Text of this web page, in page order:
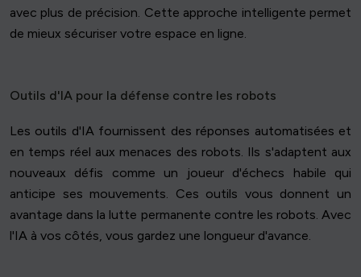
avec plus de précision. Cette approche intelligente permet
de mieux sécuriser votre espace en ligne.
Outils d'IA pour la défense contre les robots
Les outils d'IA fournissent des réponses automatisées et
en temps réel aux menaces des robots. Ils s'adaptent aux
nouveaux défis comme un joueur d'échecs habile qui
anticipe ses mouvements. Ces outils vous donnent un
avantage dans la lutte permanente contre les robots. Avec
l'IA à vos côtés, vous gardez une longueur d'avance.